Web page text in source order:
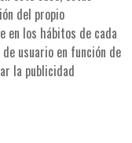
del propio
en los hábitos de cada
usuario en función de
la publicidad